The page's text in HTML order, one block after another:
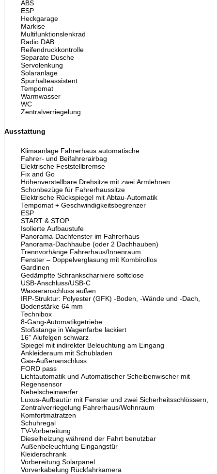
ABS
ESP
Heckgarage
Markise
Multifunktionslenkrad
Radio DAB
Reifendruckkontrolle
Separate Dusche
Servolenkung
Solaranlage
Spurhalteassistent
Tempomat
Warmwasser
WC
Zentralverriegelung
Ausstattung
Klimaanlage Fahrerhaus automatische
Fahrer- und Beifahrerairbag
Elektrische Feststellbremse
Fix and Go
Höhenverstellbare Drehsitze mit zwei Armlehnen
Schonbezüge für Fahrerhaussitze
Elektrische Rückspiegel mit Abtau-Automatik
Tempomat + Geschwindigkeitsbegrenzer
ESP
START & STOP
Isolierte Aufbaustufe
Panorama-Dachfenster im Fahrerhaus
Panorama-Dachhaube (oder 2 Dachhauben)
Trennvorhänge Fahrerhaus/Innenraum
Fenster – Doppelverglasung mit Kombirollos
Gardinen
Gedämpfte Schrankscharniere softclose
USB-Anschluss/USB-C
Wasseranschluss außen
IRP-Struktur: Polyester (GFK) -Boden, -Wände und -Dach,
Bodenstärke 64 mm
Technibox
8-Gang-Automatikgetriebe
Stoßstange in Wagenfarbe lackiert
16” Alufelgen schwarz
Spiegel mit indirekter Beleuchtung am Eingang
Ankleideraum mit Schubladen
Gas-Außenanschluss
FORD pass
Lichtautomatik und Automatischer Scheibenwischer mit
Regensensor
Nebelscheinwerfer
Luxus-Aufbautür mit Fenster und zwei Sicherheitsschlössern,
Zentralverriegelung Fahrerhaus/Wohnraum
Komfortmatratzen
Schuhregal
TV-Vorbereitung
Dieselheizung während der Fahrt benutzbar
Außenbeleuchtung Eingangstür
Kleiderschrank
Vorbereitung Solarpanel
Vorverkabelung Rückfahrkamera